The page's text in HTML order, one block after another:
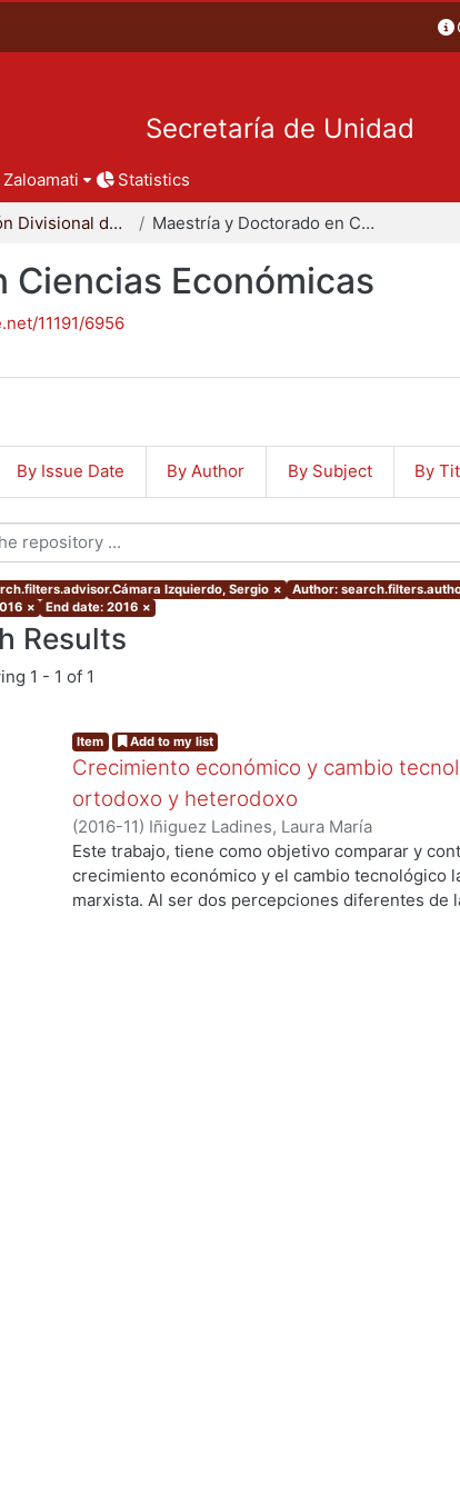
Secretaría de Unidad
Statistics
Coordinación Divisional de Posgrado Maestría y Doctorado en Ciencias Económicas
Económicas
11191/6956
By Issue Date By Author By Subject By
Izquierdo, Sergio × Author:
× End date: 2016 ×
Results
1 - 1 of 1
Item Add to my list
Crecimiento económico y cambio
ortodoxo y heterodoxo
(2016-11) Iñiguez Ladines, Laura María
Este trabajo, tiene como objetivo comparar y
crecimiento económico y el cambio tecnológico
marxista. Al ser dos percepciones diferentes de